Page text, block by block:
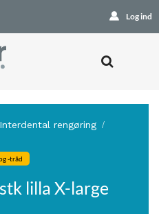
Log ind
Interdental rengøring
-tråd
lilla X-large